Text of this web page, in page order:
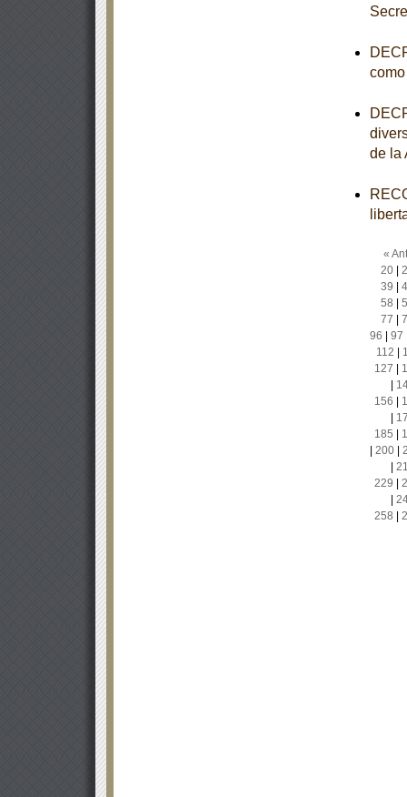
de la
«
20|
39
58
77
96
97
112
127
156
185
200|
229
258